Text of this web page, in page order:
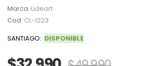
Marca: Lideart
Cod: CL-1223
SANTIAGO: DISPONIBLE